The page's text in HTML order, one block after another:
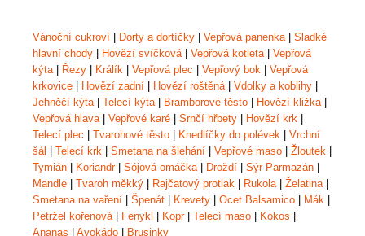
Vánoční cukroví Dorty a dortíčky Vepřová panenka| Sladké
hlavní chody
Hovězí svíčková| Vepřová kotleta| Vepřová
kýta| Řezy Králík Vepřová plec Vepřový bok
Vepřová
krkovice
Hovězí zadní Hovězí roštěná| Vdolky a koblihy
Jehněčí kýta| Telecí kýta| Bramborové těsto Hovězí kližka|
Vepřová hlava| Vepřové karé Srnčí hřbety Hovězí krk
Telecí plec
Tvarohové těsto Knedlíčky do polévek
Vrchní
šál
Telecí krk Smetana na šlehání Vepřové maso Žloutek
Tymián
Koriandr| Sójová omáčka| Droždí Sýr Parmazán
Mandle
Tvaroh měkký Rajčatový protlak Rukola| Želatina|
Smetana na vaření
Špenát Krevety Ocet Balsamico Mák
Petržel kořenová| Fenykl Kopr| Telecí maso Kokos
Ananas
Avokádo Brusinky